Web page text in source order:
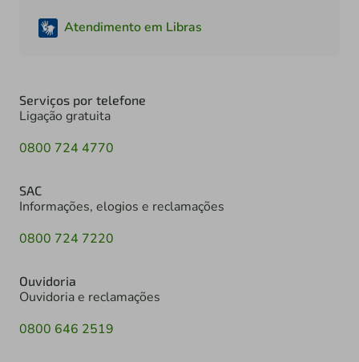
Atendimento em Libras
Serviços por telefone
Ligação gratuita
0800 724 4770
SAC
Informações, elogios e reclamações
0800 724 7220
Ouvidoria
Ouvidoria e reclamações
0800 646 2519